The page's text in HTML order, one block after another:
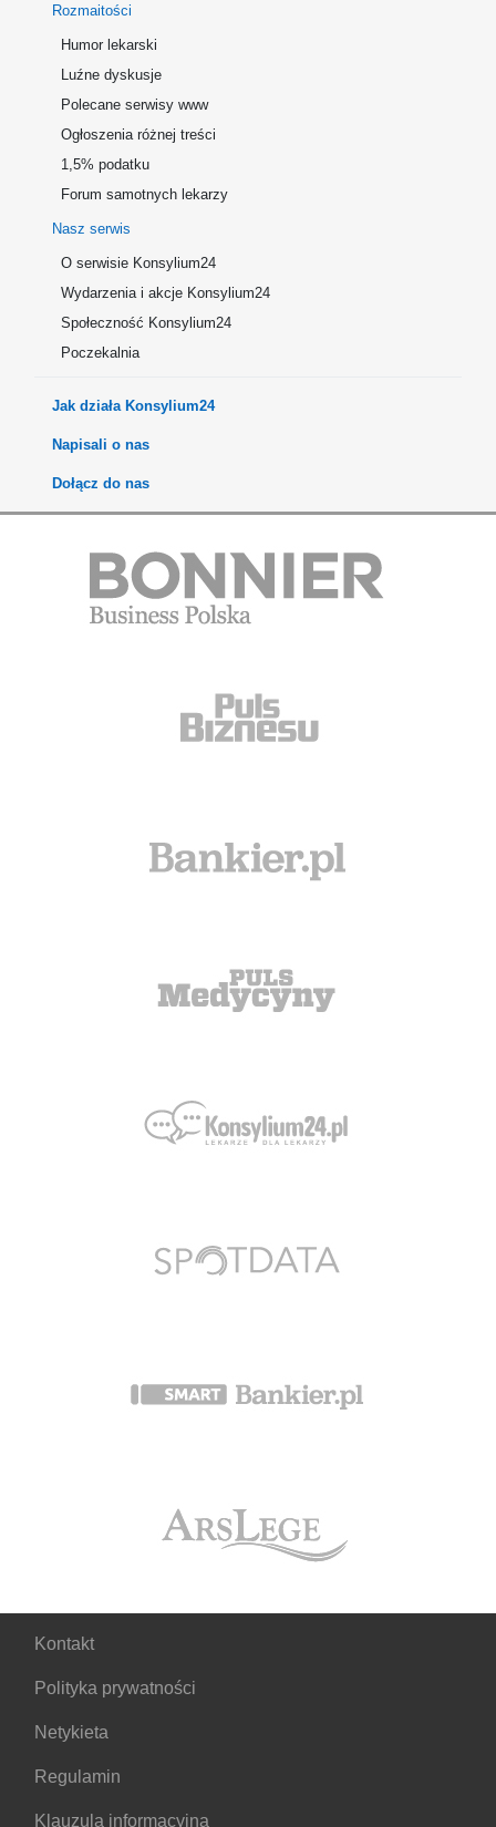
Rozmaitości
Humor lekarski
Luźne dyskusje
Polecane serwisy www
Ogłoszenia różnej treści
1,5% podatku
Forum samotnych lekarzy
Nasz serwis
O serwisie Konsylium24
Wydarzenia i akcje Konsylium24
Społeczność Konsylium24
Poczekalnia
Jak działa Konsylium24
Napisali o nas
Dołącz do nas
Kontakt
Polityka prywatności
Netykieta
Regulamin
Klauzula informacyjna